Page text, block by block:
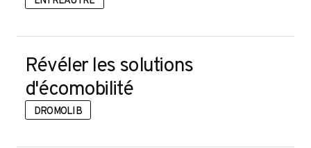
Révéler les solutions
d'écomobilité
DROMOLIB